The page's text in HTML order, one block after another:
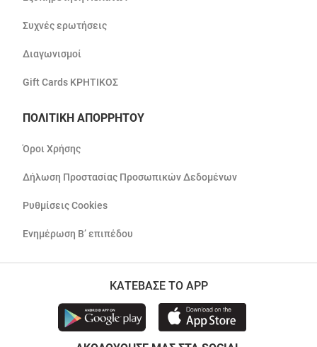
Συχνές ερωτήσεις
Διαγωνισμοί
Gift Cards ΚΡΗΤΙΚΟΣ
ΠΟΛΙΤΙΚΗ ΑΠΟΡΡΗΤΟΥ
Όροι Χρήσης
Δήλωση Προστασίας Προσωπικών Δεδομένων
Ρυθμίσεις Cookies
Ενημέρωση Β’ επιπέδου
ΚΑΤΕΒΑΣΕ ΤΟ APP